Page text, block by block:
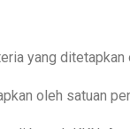
yang ditetapkan
oleh satuan